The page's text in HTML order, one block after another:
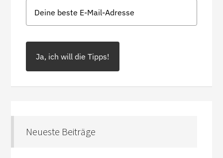
Ja, ich will die Tipps!
Neueste Beiträge